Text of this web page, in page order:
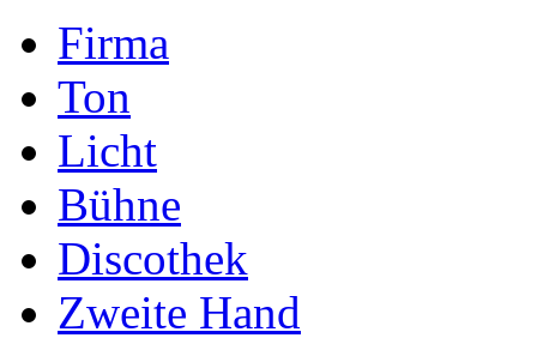
Firma
Ton
Licht
Bühne
Discothek
Zweite Hand